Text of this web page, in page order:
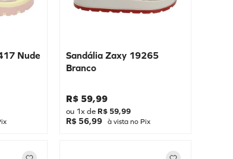
Nude
Sandália Zaxy 19265
Branco
R$ 59,99
ou 1x de R$ 59,99
R$ 56,99 à vista no Pix